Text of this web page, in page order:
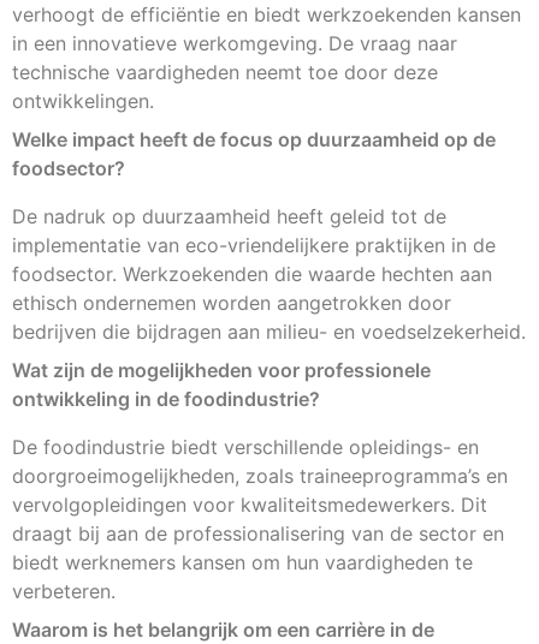
verhoogt de efficiëntie en biedt werkzoekenden kansen
in een innovatieve werkomgeving. De vraag naar
technische vaardigheden neemt toe door deze
ontwikkelingen.
Welke impact heeft de focus op duurzaamheid op de
foodsector?
De nadruk op duurzaamheid heeft geleid tot de
implementatie van eco-vriendelijkere praktijken in de
foodsector. Werkzoekenden die waarde hechten aan
ethisch ondernemen worden aangetrokken door
bedrijven die bijdragen aan milieu- en voedselzekerheid.
Wat zijn de mogelijkheden voor professionele
ontwikkeling in de foodindustrie?
De foodindustrie biedt verschillende opleidings- en
doorgroeimogelijkheden, zoals traineeprogramma’s en
vervolgopleidingen voor kwaliteitsmedewerkers. Dit
draagt bij aan de professionalisering van de sector en
biedt werknemers kansen om hun vaardigheden te
verbeteren.
Waarom is het belangrijk om een carrière in de